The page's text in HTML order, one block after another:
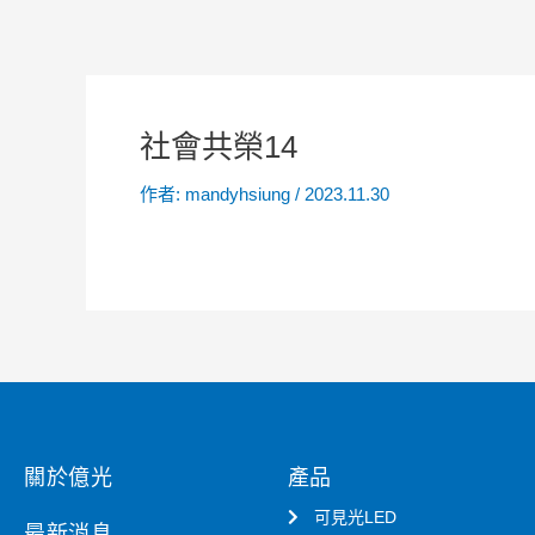
社會共榮14
作者: mandyhsiung / 2023.11.30
關於億光 產品
可見光LED